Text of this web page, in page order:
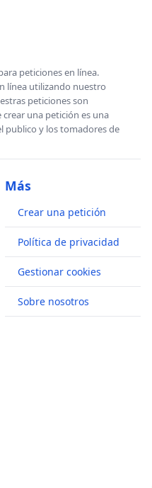
peticiones en línea.
línea utilizando nuestro
peticiones son
una petición es una
publico y los tomadores de
Más
Crear una petición
Política de privacidad
Gestionar cookies
Sobre nosotros